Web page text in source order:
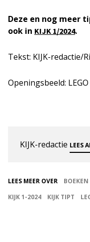
Deze en nog meer
ook in KIJK 1/2024.
Tekst: KIJK-redactie/
Openingsbeeld: LEGO
KIJK-redactie LEES
LEES MEER OVER BOEKEN
KIJK 1-2024
KIJK TIPT